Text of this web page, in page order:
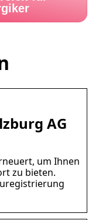
AG
um Ihnen
zu bieten.